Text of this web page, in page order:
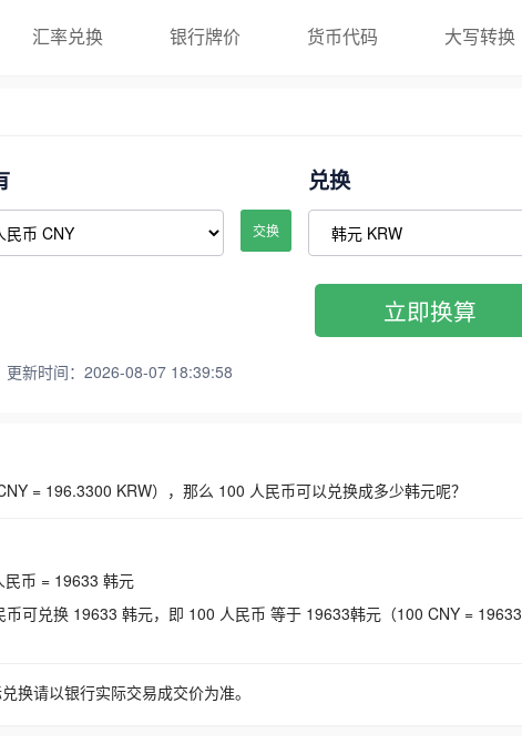
汇率兑换 银行牌价 货币代码 大写转换
交换
兑换
更新时间：2026-08-07 18:39:58
立即换算
= 196.3300 KRW），那么 100 人民币可以兑换成多少韩元呢？
币 = 19633 韩元
可兑换 19633 韩元，即 100 人民币 等于 19633韩元（100 CNY = 19633
换请以银行实际交易成交价为准。